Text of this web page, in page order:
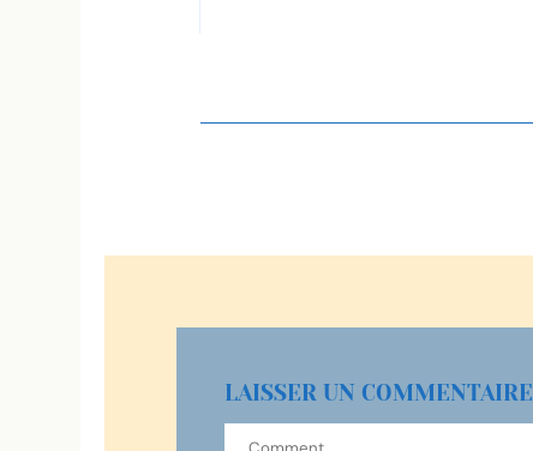
LAISSER UN COMMENTAIRE